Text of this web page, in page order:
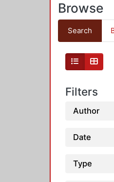
Browse
Search
Filters
Author
Date
Type